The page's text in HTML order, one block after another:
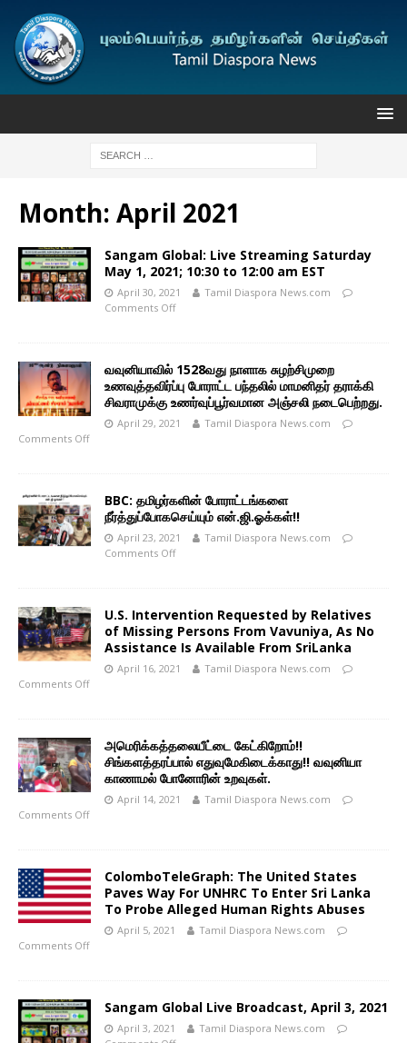
Month: April 2021
Sangam Global: Live Streaming Saturday
May 1, 2021; 10:30 to 12:00 am EST
April 30, 2021
Tamil Diaspora News.com
Comments Off
வவுனியாவில் 1528வது நாளாக சுழற்சிமுறை
உணவுத்தவிர்ப்பு போராட்ட பந்தலில் மாமனிதர் தராக்கி
சிவராமுக்கு உணர்வுப்பூர்வமான அஞ்சலி நடைபெற்றது.
April 29, 2021
Tamil Diaspora News.com
Comments Off
BBC: தமிழர்களின் போராட்டங்களை
நீர்த்துப்போகசெய்யும் என்.ஜி.ஓக்கள்!!
April 23, 2021
Tamil Diaspora News.com
Comments Off
U.S. Intervention Requested by Relatives
of Missing Persons From Vavuniya, As No
Assistance Is Available From SriLanka
April 16, 2021
Tamil Diaspora News.com
Comments Off
அமெரிக்கத்தலையீட்டை கேட்கிறோம்!!
சிங்களத்தரப்பால் எதுவுமேகிடைக்காது!! வவுனியா
காணாமல் போனோரின் உறவுகள்.
April 14, 2021
Tamil Diaspora News.com
Comments Off
ColomboTeleGraph: The United States
Paves Way For UNHRC To Enter Sri Lanka
To Probe Alleged Human Rights Abuses
April 5, 2021
Tamil Diaspora News.com
Comments Off
Sangam Global Live Broadcast, April 3, 2021
April 3, 2021
Tamil Diaspora News.com